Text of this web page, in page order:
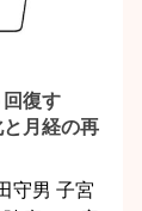
復す
月経の再
守男 子宮